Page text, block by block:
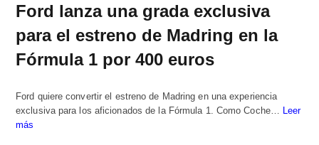
Ford lanza una grada exclusiva
para el estreno de Madring en la
Fórmula 1 por 400 euros
Ford quiere convertir el estreno de Madring en una experiencia
exclusiva para los aficionados de la Fórmula 1. Como Coche… Leer
más